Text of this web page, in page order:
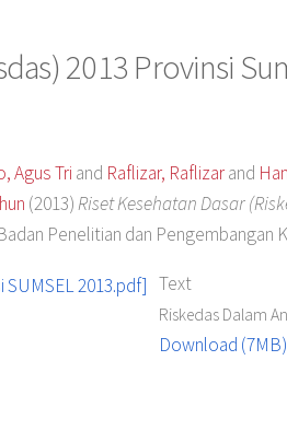
2013 Provinsi
Agus Tri and Raflizar, Raflizarand
(2013)Riset Kesehatan Dasar
Penelitian dan Pengembangan
Text
Riskedas Dalam
Download (7MB)